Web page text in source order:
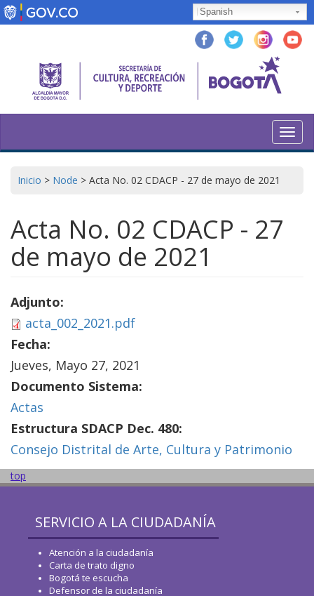
Pasar
al
Spanish
Inicio > Node > Acta No. 02 CDACP - 27 de mayo de 2021
Acta No. 02 CDACP - 27
de mayo de 2021
Adjunto:
acta_002_2021.pdf
Fecha:
Jueves, Mayo 27, 2021
Documento Sistema:
Actas
Estructura SDACP Dec. 480:
Consejo Distrital de Arte, Cultura y Patrimonio
top
SERVICIO A LA CIUDADANÍA
Atención a la ciudadanía
Carta de trato digno
Bogotá te escucha
Defensor de la ciudadanía